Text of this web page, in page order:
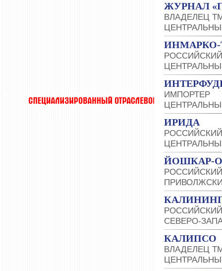
ЖУРНАЛ
ВЛАДЕЛЕЦ
ИНМАРКО-
ИМПОРТЕР
ИРИДА
ЙОШКАР-
СЕВЕРО-
КАЛИПСО
ВЛАДЕЛЕЦ